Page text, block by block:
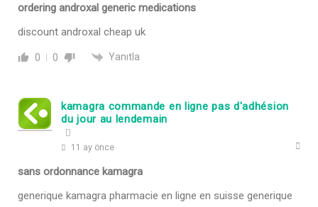
ordering androxal generic medications
discount androxal cheap uk
0 0 Yanıtla
kamagra commande en ligne pas d'adhésion
du jour au lendemain
11 ay önce
sans ordonnance kamagra
generique kamagra pharmacie en ligne en suisse generique